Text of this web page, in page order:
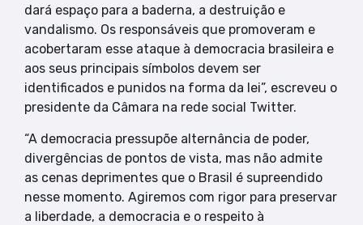
dará espaço para a baderna, a destruição e
vandalismo. Os responsáveis que promoveram e
acobertaram esse ataque à democracia brasileira e
aos seus principais símbolos devem ser
identificados e punidos na forma da lei”, escreveu o
presidente da Câmara na rede social Twitter.
“A democracia pressupõe alternância de poder,
divergências de pontos de vista, mas não admite
as cenas deprimentes que o Brasil é supreendido
nesse momento. Agiremos com rigor para preservar
a liberdade, a democracia e o respeito à